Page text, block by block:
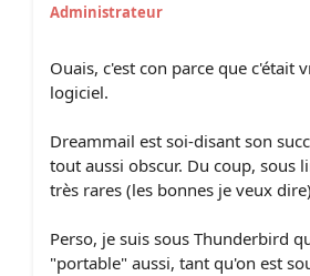
Administrateur
Ouais, c'est con parce que c'était
logiciel.
Dreammail est soi-disant son
tout aussi obscur. Du coup, sous
très rares (les bonnes je veux
Perso, je suis sous Thunderbird
"portable" aussi, tant qu'on est